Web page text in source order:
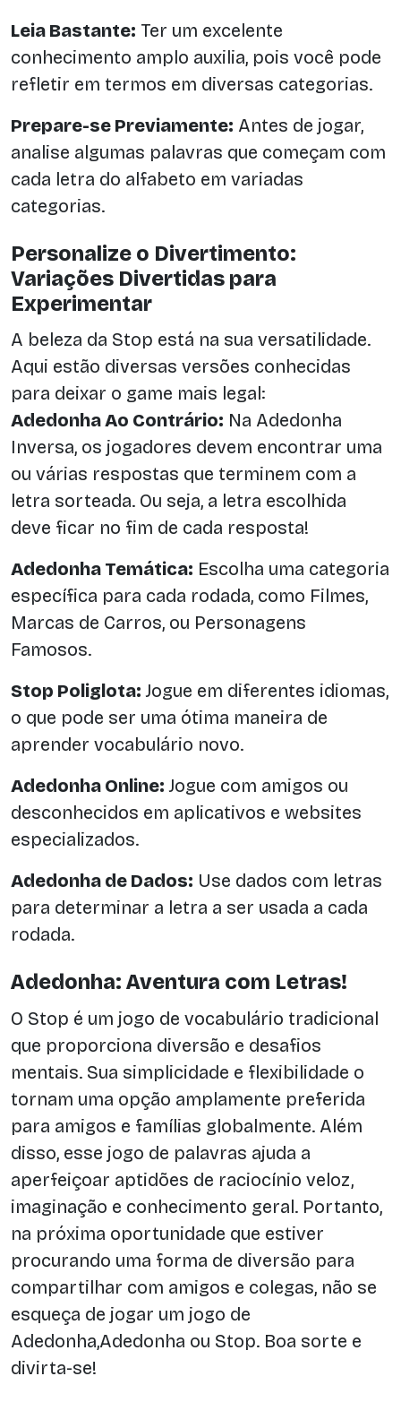
Leia Bastante: Ter um excelente
conhecimento amplo auxilia, pois você pode
refletir em termos em diversas categorias.
Prepare-se Previamente: Antes de jogar,
analise algumas palavras que começam com
cada letra do alfabeto em variadas
categorias.
Personalize o Divertimento:
Variações Divertidas para
Experimentar
A beleza da Stop está na sua versatilidade.
Aqui estão diversas versões conhecidas
para deixar o game mais legal:
Adedonha Ao Contrário: Na Adedonha
Inversa, os jogadores devem encontrar uma
ou várias respostas que terminem com a
letra sorteada. Ou seja, a letra escolhida
deve ficar no fim de cada resposta!
Adedonha Temática: Escolha uma categoria
específica para cada rodada, como Filmes,
Marcas de Carros, ou Personagens
Famosos.
Stop Poliglota: Jogue em diferentes idiomas,
o que pode ser uma ótima maneira de
aprender vocabulário novo.
Adedonha Online: Jogue com amigos ou
desconhecidos em aplicativos e websites
especializados.
Adedonha de Dados: Use dados com letras
para determinar a letra a ser usada a cada
rodada.
Adedonha: Aventura com Letras!
O Stop é um jogo de vocabulário tradicional
que proporciona diversão e desafios
mentais. Sua simplicidade e flexibilidade o
tornam uma opção amplamente preferida
para amigos e famílias globalmente. Além
disso, esse jogo de palavras ajuda a
aperfeiçoar aptidões de raciocínio veloz,
imaginação e conhecimento geral. Portanto,
na próxima oportunidade que estiver
procurando uma forma de diversão para
compartilhar com amigos e colegas, não se
esqueça de jogar um jogo de
Adedonha,Adedonha ou Stop. Boa sorte e
divirta-se!